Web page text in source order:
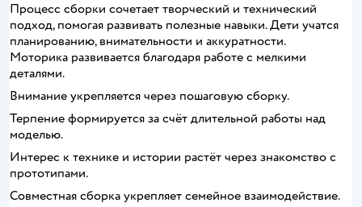
Процесс сборки сочетает творческий и технический
подход, помогая развивать полезные навыки. Дети учатся
планированию, внимательности и аккуратности.
Моторика развивается благодаря работе с мелкими
деталями.
Внимание укрепляется через пошаговую сборку.
Терпение формируется за счёт длительной работы над
моделью.
Интерес к технике и истории растёт через знакомство с
прототипами.
Совместная сборка укрепляет семейное взаимодействие.